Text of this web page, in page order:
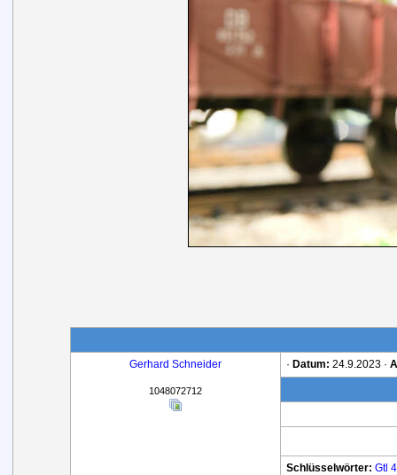
Gerhard Schneider
1048072712
· Datum: 24.9.2023 ·
Schlüsselwörter: Gtl